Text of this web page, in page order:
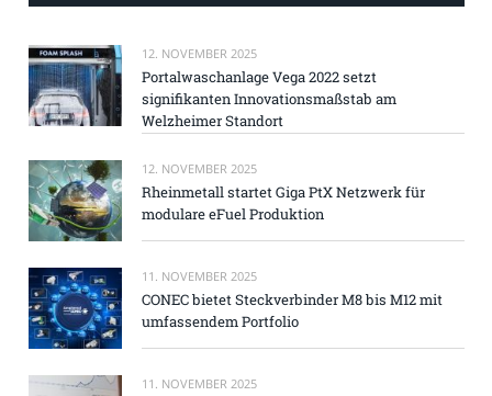
12. NOVEMBER 2025
Portalwaschanlage Vega 2022 setzt
signifikanten Innovationsmaßstab am
Welzheimer Standort
12. NOVEMBER 2025
Rheinmetall startet Giga PtX Netzwerk für
modulare eFuel Produktion
11. NOVEMBER 2025
CONEC bietet Steckverbinder M8 bis M12 mit
umfassendem Portfolio
11. NOVEMBER 2025